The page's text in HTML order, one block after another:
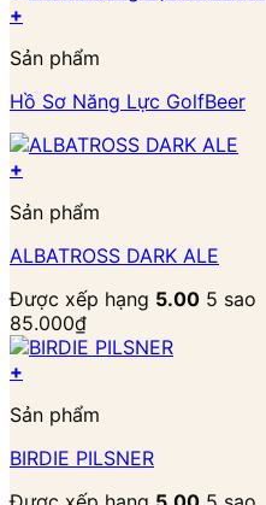
+
Sản phẩm
Hồ Sơ Năng Lực GolfBeer
+
Sản phẩm
ALBATROSS DARK ALE
Được xếp hạng 5.00 5 sao
85.000₫
+
Sản phẩm
BIRDIE PILSNER